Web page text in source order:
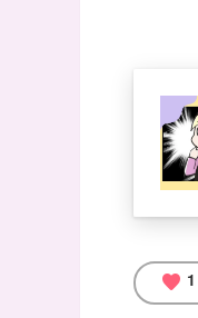
favorite 1